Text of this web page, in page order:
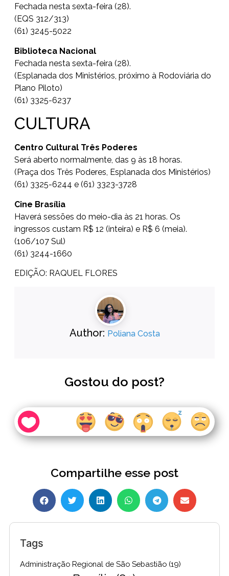
Fechada nesta sexta-feira (28).
(EQS 312/313)
(61) 3245-5022
Biblioteca Nacional
Fechada nesta sexta-feira (28).
(Esplanada dos Ministérios, próximo à Rodoviária do
Plano Piloto)
(61) 3325-6237
CULTURA
Centro Cultural Três Poderes
Será aberto normalmente, das 9 às 18 horas.
(Praça dos Três Poderes, Esplanada dos Ministérios)
(61) 3325-6244 e (61) 3323-3728
Cine Brasília
Haverá sessões do meio-dia às 21 horas. Os
ingressos custam R$ 12 (inteira) e R$ 6 (meia).
(106/107 Sul)
(61) 3244-1660
EDIÇÃO: RAQUEL FLORES
Author: Poliana Costa
Gostou do post?
Compartilhe esse post
Tags
Administração Regional de São Sebastião (19)